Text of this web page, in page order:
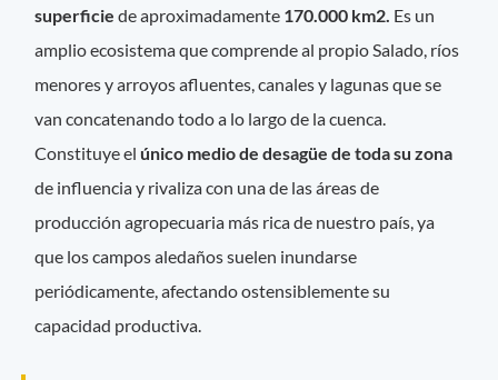
superficiede aproximadamente 170.000 km2. Es un
amplio ecosistema que comprende al propio Salado, ríos
menores y arroyos afluentes, canales y lagunas que se
van concatenando todo a lo largo de la cuenca.
Constituye el único medio de desagüe de toda su zona
de influencia y rivaliza con una de las áreas de
producción agropecuaria más rica de nuestro país, ya
que los campos aledaños suelen inundarse
periódicamente, afectando ostensiblemente su
capacidad productiva.